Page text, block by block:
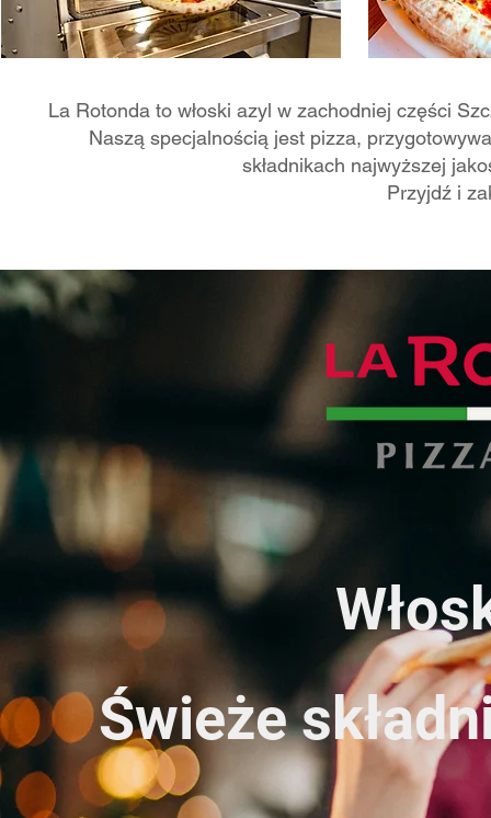
La Rotonda to włoski azyl w zachodniej części
Naszą specjalnością jest pizza,
składnikach najwyższej
Przyjdź i
Świeże